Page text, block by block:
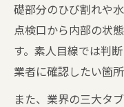
礎部分のひび割れや
点検口から内部の状
す。素人目線では判
業者に確認したい箇
また、業界の三大タ